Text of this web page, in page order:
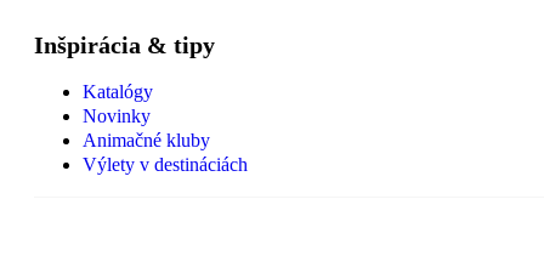
Inšpirácia & tipy
Katalógy
Novinky
Animačné kluby
Výlety v destináciách